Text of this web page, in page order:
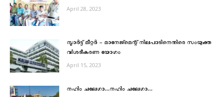
April 28, 2023
സ്മാർട്ട് മീറ്റർ – മാനേജ്മെന്റ് നിലപാടിനെതിരെ സംയുക്ത
വിശദീകരണ യോഗം
April 15, 2023
നഹിം ചലേഗാ…നഹിം ചലേഗാ…